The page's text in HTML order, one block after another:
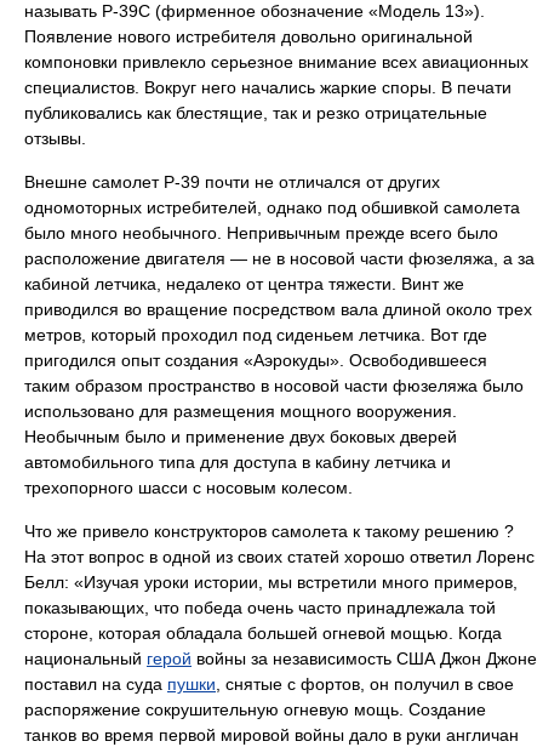
называть Р-39С (фирменное обозначение «Модель 13»).
Появление нового истребителя довольно оригинальной
компоновки привлекло серьезное внимание всех авиационных
специалистов. Вокруг него начались жаркие споры. В печати
публиковались как блестящие, так и резко отрицательные
отзывы.
Внешне самолет Р-39 почти не отличался от других
одномоторных истребителей, однако под обшивкой самолета
было много необычного. Непривычным прежде всего было
расположение двигателя — не в носовой части фюзеляжа, а за
кабиной летчика, недалеко от центра тяжести. Винт же
приводился во вращение посредством вала длиной около трех
метров, который проходил под сиденьем летчика. Вот где
пригодился опыт создания «Аэрокуды». Освободившееся
таким образом пространство в носовой части фюзеляжа было
использовано для размещения мощного вооружения.
Необычным было и применение двух боковых дверей
автомобильного типа для доступа в кабину летчика и
трехопорного шасси с носовым колесом.
Что же привело конструкторов самолета к такому решению ?
На этот вопрос в одной из своих статей хорошо ответил Лоренс
Белл: «Изучая уроки истории, мы встретили много примеров,
показывающих, что победа очень часто принадлежала той
стороне, которая обладала большей огневой мощью. Когда
национальный герой войны за независимость США Джон Джоне
поставил на суда пушки , снятые с фортов, он получил в свое
распоряжение сокрушительную огневую мощь. Создание
танков во время первой мировой войны дало в руки англичан